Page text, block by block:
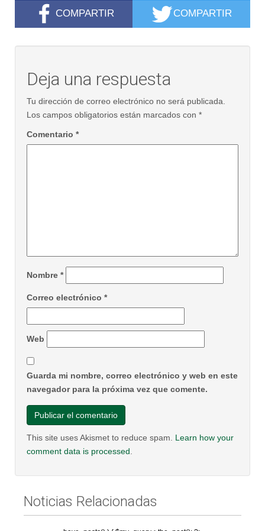
COMPARTIR COMPARTIR
Deja una respuesta
Tu dirección de correo electrónico no será publicada.
Los campos obligatorios están marcados con *
Comentario *
Nombre *
Correo electrónico *
Web
Guarda mi nombre, correo electrónico y web en este
navegador para la próxima vez que comente.
This site uses Akismet to reduce spam. Learn how your
comment data is processed
Noticias Relacionadas